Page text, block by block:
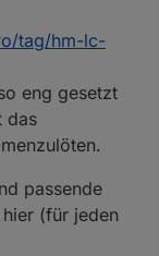
tag/hm-lc-
eng gesetzt
das
passende
(für jeden